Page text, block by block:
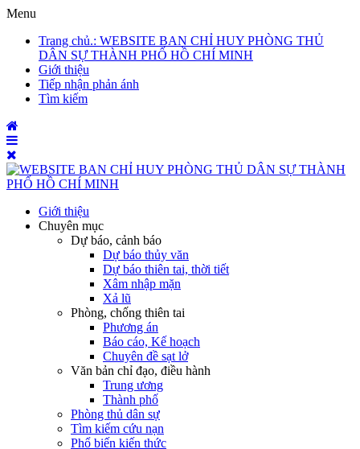
Menu
Trang chủ.: WEBSITE BAN CHỈ HUY PHÒNG THỦ
DÂN SỰ THÀNH PHỐ HỒ CHÍ MINH
Giới thiệu
Tiếp nhận phản ánh
Tìm kiếm
Giới thiệu
Chuyên mục
Dự báo, cảnh báo
Dự báo thủy văn
Dự báo thiên tai, thời tiết
Xâm nhập mặn
Xả lũ
Phòng, chống thiên tai
Phương án
Báo cáo, Kế hoạch
Chuyên đề sạt lở
Văn bản chỉ đạo, điều hành
Trung ương
Thành phố
Phòng thủ dân sự
Tìm kiếm cứu nạn
Phổ biến kiến thức